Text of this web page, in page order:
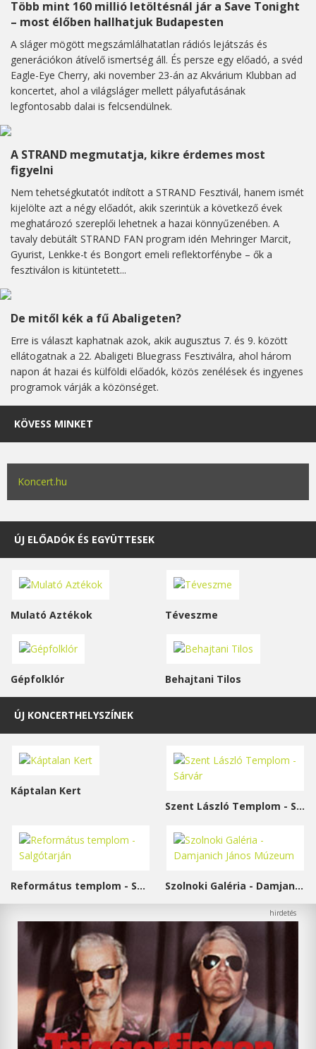
Több mint 160 millió letöltésnál jár a Save Tonight
– most élőben hallhatjuk Budapesten
A sláger mögött megszámlálhatatlan rádiós lejátszás és
generációkon átívelő ismertség áll. És persze egy előadó, a svéd
Eagle-Eye Cherry, aki november 23-án az Akvárium Klubban ad
koncertet, ahol a világsláger mellett pályafutásának
legfontosabb dalai is felcsendülnek.
A STRAND megmutatja, kikre érdemes most
figyelni
Nem tehetségkutatót indított a STRAND Fesztivál, hanem ismét
kijelölte azt a négy előadót, akik szerintük a következő évek
meghatározó szereplői lehetnek a hazai könnyűzenében. A
tavaly debütált STRAND FAN program idén Mehringer Marcit,
Gyurist, Lenkke-t és Bongort emeli reflektorfénybe – ők a
fesztiválon is kitüntetett...
De mitől kék a fű Abaligeten?
Erre is választ kaphatnak azok, akik augusztus 7. és 9. között
ellátogatnak a 22. Abaligeti Bluegrass Fesztiválra, ahol három
napon át hazai és külföldi előadók, közös zenélések és ingyenes
programok várják a közönséget.
KÖVESS MINKET
Koncert.hu
ÚJ ELŐADÓK ÉS EGYÜTTESEK
Mulató Aztékok Téveszme
Gépfolklór Behajtani Tilos
ÚJ KONCERTHELYSZÍNEK
Káptalan Kert
Szent László Templom - Sárvár
Református templom - Salgótarján Szolnoki Galéria - Damjanich János Múzeum